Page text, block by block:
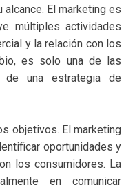
El marketing es
múltiples actividades
y la relación con los
es solo una de las
de una estrategia de
objetivos. El marketing
oportunidades y
los consumidores. La
en comunicar